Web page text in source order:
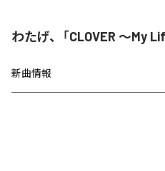
わたげ、「CLOVER ～My
新曲情報